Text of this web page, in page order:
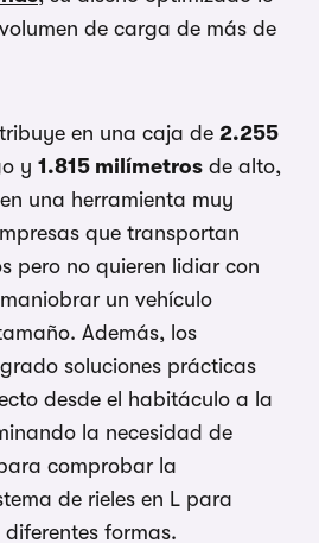
de carga de más de
en una caja de 2.255
y 1.815 milímetros de alto,
una herramienta muy
que transportan
pero no quieren lidiar con
un vehículo
Además, los
soluciones prácticas
desde el habitáculo a la
la necesidad de
comprobar la
de rieles en L para
formas.